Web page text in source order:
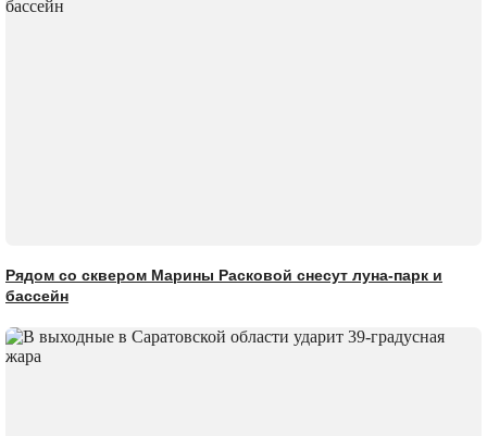
Рядом со сквером Марины Расковой снесут луна-парк и
бассейн